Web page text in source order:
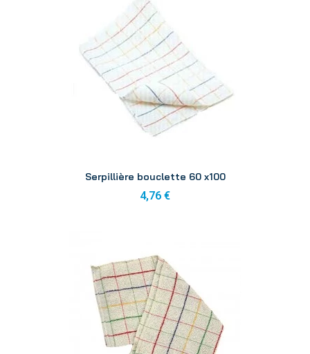
Serpillière bouclette 60 x100
4,76 €